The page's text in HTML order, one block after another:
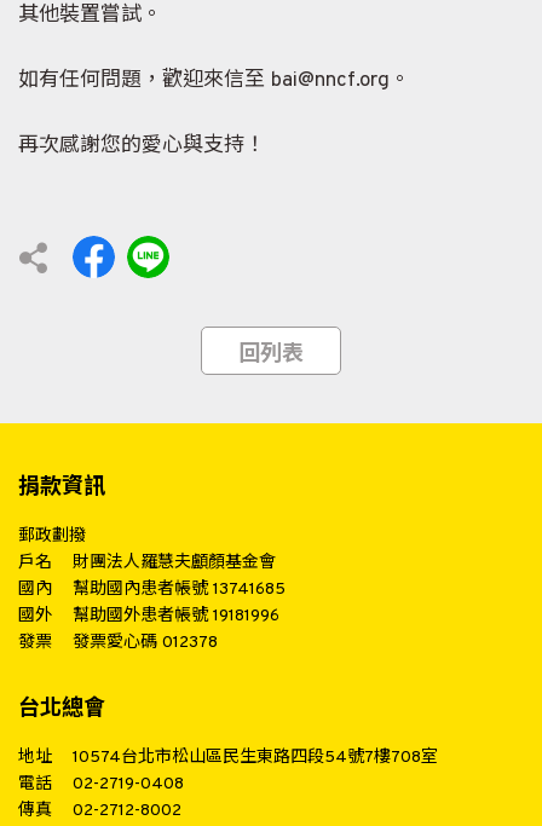
其他裝置嘗試。
如有任何問題，歡迎來信至 bai@nncf.org。
再次感謝您的愛心與支持！
回列表
捐款資訊
郵政劃撥
戶名
財團法人羅慧夫顱顏基金會
國內
幫助國內患者帳號 13741685
國外
幫助國外患者帳號 19181996
發票
發票愛心碼 012378
台北總會
地址
10574台北市松山區民生東路四段54號7樓708室
電話
02-2719-0408
傳真
02-2712-8002